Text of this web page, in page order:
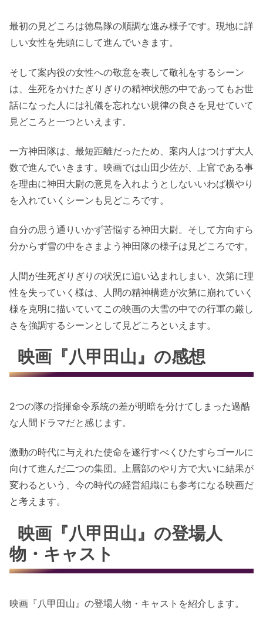
最初の見どころは徳島隊の順調な進み様子です。現地に詳
しい女性を先頭にして進んでいきます。
そして案内役の女性への敬意を表して敬礼をするシーン
は、生死をかけたぎりぎりの精神状態の中であってもお世
話になった人には礼儀を忘れない規律の良さを見せていて
見どころと一つといえます。
一方神田隊は、最短距離だったため、案内人はつけず大人
数で進んでいきます。映画では山田少佐が、上官である事
を理由に神田大尉の意見を入れようとしないいわば横やり
を入れていくシーンも見どころです。
自分の思う通りいかず苦悩する神田大尉。そして方向すら
分からず雪の中をさまよう神田隊の様子は見どころです。
人間が生死ぎりぎりの状況に追い込まれしまい、次第に理
性を失っていく様は、人間の精神構造が次第に崩れていく
様を克明に描いていてこの映画の大雪の中での行軍の厳し
さを強調するシーンとして見どころといえます。
映画『八甲田山』の感想
2つの隊の指揮命令系統の差が明暗を分けてしまった過酷
な人間ドラマだと感じます。
激動の時代に与えれた使命を遂行すべくひたすらゴールに
向けて進んだ二つの集団。上層部のやり方で大いに結果が
変わるという、今の時代の経営組織にも参考になる映画だ
と考えます。
映画『八甲田山』の登場人
物・キャスト
映画『八甲田山』の登場人物・キャストを紹介します。